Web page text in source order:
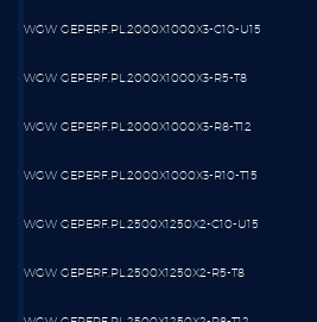
WGW GEPERF.PL.2000X1000X3-C10-U15
WGW GEPERF.PL.2000X1000X3-R5-T8
WGW GEPERF.PL.2000X1000X3-R8-T12
WGW GEPERF.PL.2000X1000X3-R10-T15
WGW GEPERF.PL.2500X1250X2-C10-U15
WGW GEPERF.PL.2500X1250X2-R5-T8